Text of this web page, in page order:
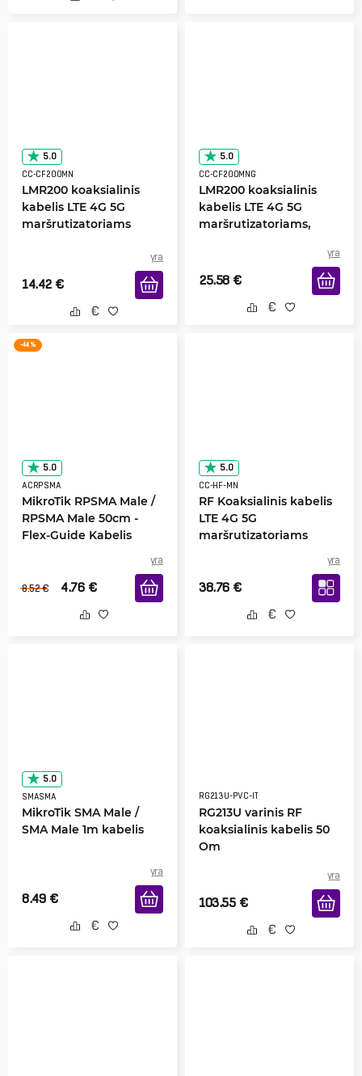
5.0
CC-CF200MN
LMR200 koaksialinis
kabelis LTE 4G 5G
maršrutizatoriams
yra
14.42 €
5.0
CC-CF200MNG
LMR200 koaksialinis
kabelis LTE 4G 5G
maršrutizatoriams,
yra
25.58 €
-44 %
5.0
ACRPSMA
MikroTik RPSMA Male /
RPSMA Male 50cm -
Flex-Guide Kabelis
yra
8.52 € 4.76 €
5.0
CC-HF-MN
RF Koaksialinis kabelis
LTE 4G 5G
maršrutizatoriams
yra
38.76 €
5.0
SMASMA
MikroTik SMA Male /
SMA Male 1m kabelis
yra
8.49 €
RG213U-PVC-IT
RG213U varinis RF
koaksialinis kabelis 50
Om
yra
103.55 €